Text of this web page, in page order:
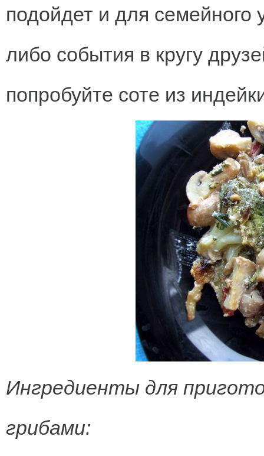
подойдет и для семейного
либо события в кругу
попробуйте соте из
Ингредиенты для
грибами: